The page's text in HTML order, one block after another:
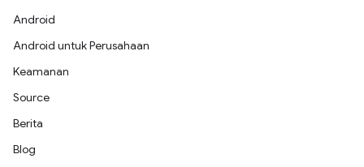
Android
Android untuk Perusahaan
Keamanan
Source
Berita
Blog